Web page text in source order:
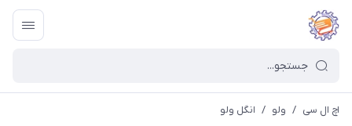
اچ ال سی / ولو / انگل ولو